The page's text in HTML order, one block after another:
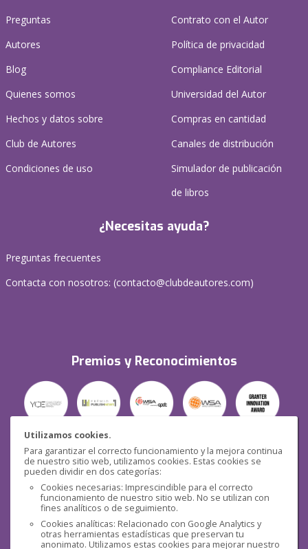
Utilizamos cookies.
Para garantizar el correcto funcionamiento y la mejora continua
de nuestro sitio web, utilizamos cookies. Estas cookies se
pueden dividir en dos categorías:
Cookies necesarias: Imprescindible para el correcto
funcionamiento de nuestro sitio web. No se utilizan con
fines analíticos o de seguimiento.
Cookies analíticas: Relacionado con Google Analytics y
otras herramientas estadísticas que preservan tu
anonimato. Utilizamos estas cookies para mejorar nuestro
Preguntas
Autores
Blog
Quienes somos
Hechos y datos sobre
Club de Autores
Condiciones de uso
Contrato con el Autor
Política de privacidad
Compliance Editorial
Universidad del Autor
Compras en cantidad
Canales de distribución
Simulador de publicación
de libros
¿Necesitas ayuda?
Preguntas frecuentes
Contacta con nosotros: (contacto@clubdeautores.com)
Premios y Reconocimientos
Seguridad